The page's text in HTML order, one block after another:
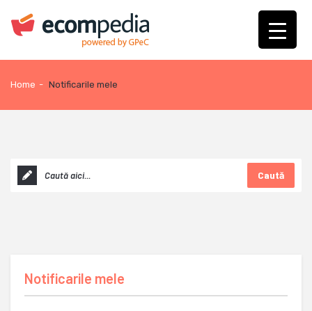
Home - Notificarile mele
Caută
Notificarile mele